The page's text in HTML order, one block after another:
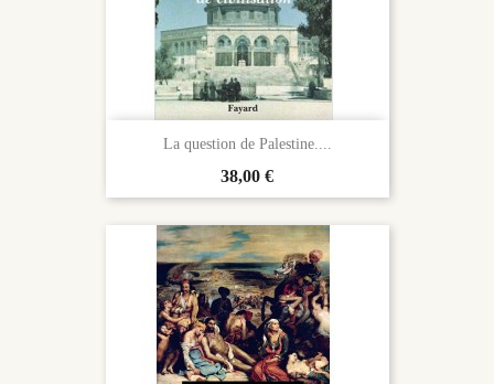
La question de Palestine....
Prix
38,00 €